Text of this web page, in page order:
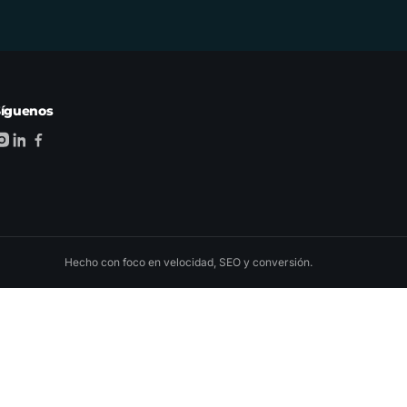
Hecho con foco en velocidad, SEO y conversión.